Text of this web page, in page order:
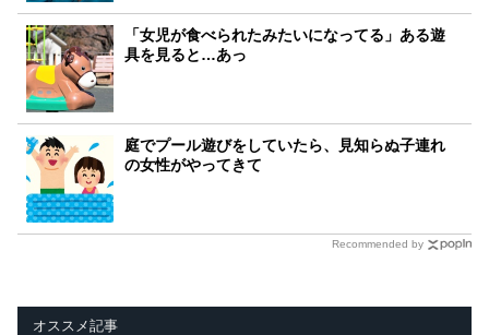
「女児が食べられたみたいになってる」ある遊
具を見ると…あっ
庭でプール遊びをしていたら、見知らぬ子連れ
の女性がやってきて
Recommended by
オススメ記事